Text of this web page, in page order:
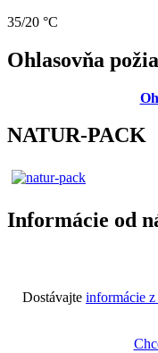
35/20 °C
Ohlasovňa
NATUR-PACK
Informácie od
Dostávajte informácie z